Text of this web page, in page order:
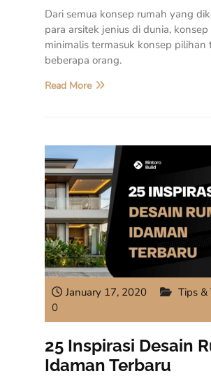
Dari semua konsep rumah yang
para arsitek jenius di dunia, konsep
minimalis termasuk konsep pilihan
beberapa orang.
Read More
January 17, 2020
Tips &
0
25 Inspirasi Desain
Idaman Terbaru